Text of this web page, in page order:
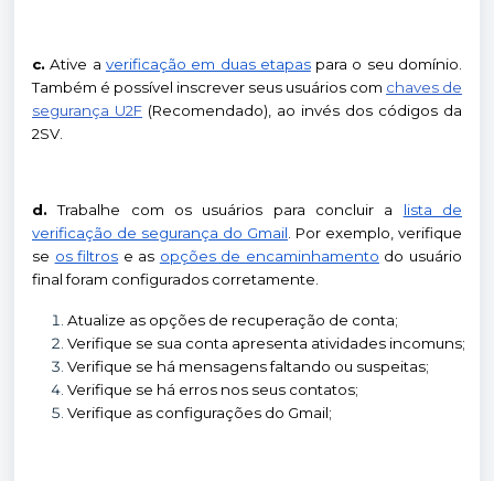
c. Ative a verificação em duas etapas para o seu domínio.
Também é possível inscrever seus usuários com chaves de
segurança U2F (Recomendado), ao invés dos códigos da
2SV.
d. Trabalhe com os usuários para concluir a
lista de
verificação de segurança do Gmail . Por exemplo, verifique
se os filtros e as opções de encaminhamento do usuário
final foram configurados corretamente.
Atualize as opções de recuperação de conta;
Verifique se sua conta apresenta atividades incomuns;
Verifique se há mensagens faltando ou suspeitas;
Verifique se há erros nos seus contatos;
Verifique as configurações do Gmail;